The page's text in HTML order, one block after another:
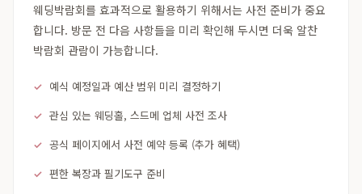
웨딩박람회를 효과적으로 활용하기 위해서는 사전 준비가 중요
합니다. 방문 전 다음 사항들을 미리 확인해 두시면 더욱 알찬
박람회 관람이 가능합니다.
예식 예정일과 예산 범위 미리 결정하기
관심 있는 웨딩홀, 스드메 업체 사전 조사
공식 페이지에서 사전 예약 등록 (추가 혜택)
편한 복장과 필기도구 준비